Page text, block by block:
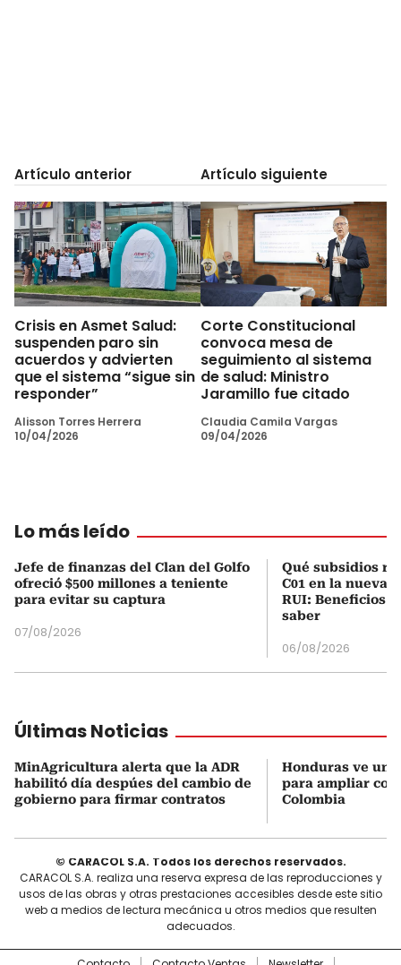
Artículo anterior
Crisis en Asmet Salud:
suspenden paro sin
acuerdos y advierten
que el sistema “sigue sin
responder”
Alisson Torres Herrera
10/04/2026
Artículo siguiente
Corte Constitucional
convoca mesa de
seguimiento al sistema
de salud: Ministro
Jaramillo fue citado
Claudia Camila Vargas
09/04/2026
Lo más leído
Jefe de finanzas del Clan del Golfo
ofreció $500 millones a teniente
para evitar su captura
07/08/2026
Qué subsidios
C01 en la nueva
RUI: Beneficios
saber
06/08/2026
Últimas Noticias
MinAgricultura alerta que la ADR
habilitó día despúes del cambio de
gobierno para firmar contratos
Honduras ve
para ampliar
Colombia
© CARACOL S.A. Todos los derechos reservados.
CARACOL S.A. realiza una reserva expresa de las reproducciones y
usos de las obras y otras prestaciones accesibles desde este sitio
web a medios de lectura mecánica u otros medios que resulten
adecuados.